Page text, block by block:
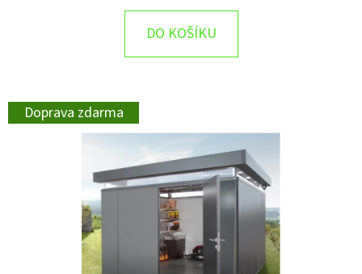
DO KOŠÍKU
Doprava zdarma